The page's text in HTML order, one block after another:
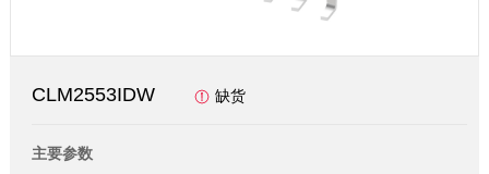
CLM2553IDW 缺货
主要参数